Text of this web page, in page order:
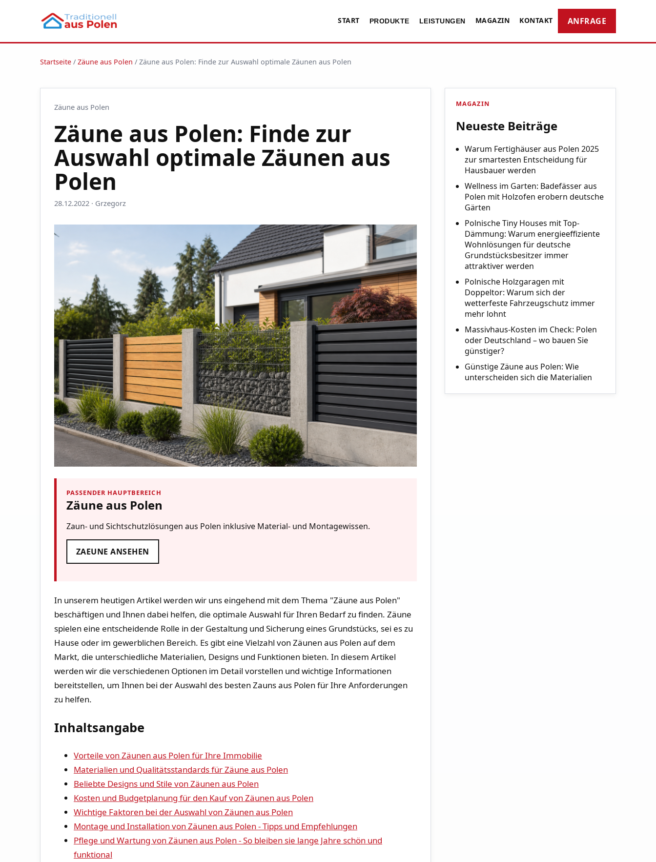
START PRODUKTE LEISTUNGEN MAGAZIN KONTAKT ANFRAGE
Startseite / Zäune aus Polen / Zäune aus Polen: Finde zur Auswahl optimale Zäunen aus Polen
Zäune aus Polen
Zäune aus Polen: Finde zur
Auswahl optimale Zäunen aus
Polen
28.12.2022 · Grzegorz
PASSENDER HAUPTBEREICH
Zäune aus Polen
Zaun- und Sichtschutzlösungen aus Polen inklusive Material- und Montagewissen.
ZAEUNE ANSEHEN
In unserem heutigen Artikel werden⁣ wir‍ uns eingehend ‌mit dem Thema "Zäune aus Polen"
beschäftigen‍ und Ihnen dabei‌ helfen, ‍die optimale ⁢Auswahl für Ihren⁢ Bedarf zu‌ finden. Zäune
spielen eine entscheidende Rolle‍ in der Gestaltung und Sicherung eines‍ Grundstücks, sei es zu
⁣Hause oder im gewerblichen Bereich. Es gibt eine Vielzahl von Zäunen aus⁤ Polen⁣ auf dem
Markt,⁣ die unterschiedliche Materialien, ‍Designs und Funktionen bieten. In‍ diesem ⁢Artikel
werden wir die verschiedenen Optionen⁣ im⁤ Detail⁢ vorstellen und wichtige ‌Informationen
bereitstellen, ​um Ihnen bei der Auswahl des besten Zauns aus Polen für Ihre Anforderungen​
zu helfen.
Inhaltsangabe
Vorteile von Zäunen aus‍ Polen⁣ für Ihre Immobilie
Materialien und Qualitätsstandards⁤ für ‌Zäune aus⁤ Polen
Beliebte⁣ Designs und⁣ Stile von⁤ Zäunen aus‍ Polen
Kosten und Budgetplanung für den Kauf von Zäunen aus Polen
Wichtige⁢ Faktoren bei der Auswahl⁣ von Zäunen aus Polen
Montage⁣ und Installation von ⁤Zäunen⁤ aus Polen - Tipps ‌und Empfehlungen
Pflege ​und Wartung von Zäunen aus⁢ Polen - So bleiben sie ⁤lange Jahre schön‌ und
funktional
MAGAZIN
Neueste Beiträge
Warum Fertighäuser aus Polen 2025
zur smartesten Entscheidung für
Hausbauer werden
Wellness im Garten: Badefässer aus
Polen mit Holzofen erobern deutsche
Gärten
Polnische Tiny Houses mit Top-
Dämmung: Warum energieeffiziente
Wohnlösungen für deutsche
Grundstücksbesitzer immer
attraktiver werden
Polnische Holzgaragen mit
Doppeltor: Warum sich der
wetterfeste Fahrzeugschutz immer
mehr lohnt
Massivhaus-Kosten im Check: Polen
oder Deutschland – wo bauen Sie
günstiger?
Günstige Zäune aus Polen: Wie
unterscheiden sich die Materialien